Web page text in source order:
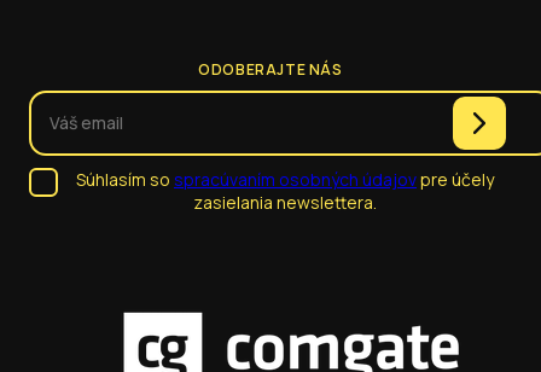
ODOBERAJTE NÁS
Súhlasím so spracúvaním osobných údajovpre účely
zasielania newslettera.